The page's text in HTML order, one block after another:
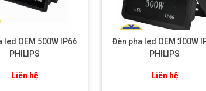
led OEM 500W IP66
PHILIPS
Liên hệ
Đèn pha led OEM 300W
PHILIPS
Liên hệ